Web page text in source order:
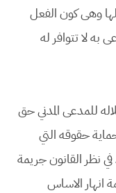
وهى كون الفعل
به لا تتوافر له
للمدعى المدني حق
حقوقه التي
نظر القانون جريمة
انهار الاساس